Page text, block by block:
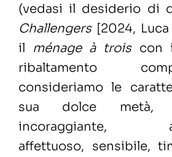
(vedasi il desiderio di
Challengers [2024,
il ménage à trois con
ribaltamento
consideriamo le
sua dolce metà,
incoraggiante,
affettuoso, sensibile,